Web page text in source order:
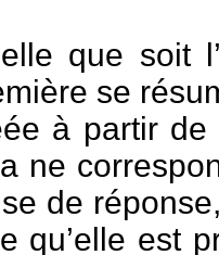
que soit
se
à partir
ne
de
qu’elle est